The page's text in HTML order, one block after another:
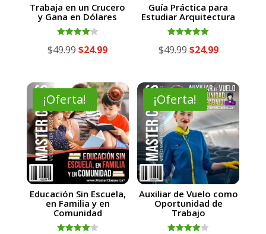
Trabaja en un Crucero
y Gana en Dólares
con
$49.99El
original
era:
$49.99.
$24.99El
actual
es:
$24.99.
Guía Práctica para
Estudiar Arquitectura
con
$49.99El
original
era:
$49.99.
$24.99El
actual
es:
$24.99.
¡Oferta!
Educación Sin Escuela,
en Familia y en
Comunidad
¡Oferta!
Auxiliar de Vuelo como
Oportunidad de
Trabajo